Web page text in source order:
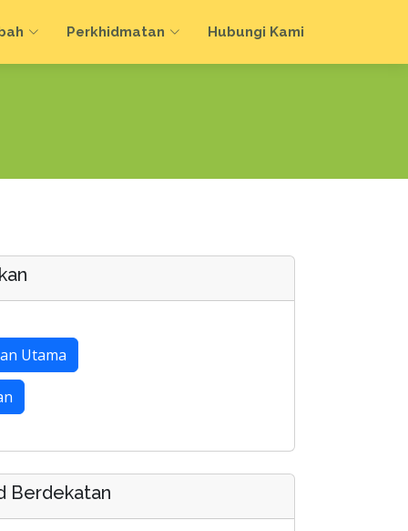
Perkhidmatan Hubungi Kami
Utama
Berdekatan